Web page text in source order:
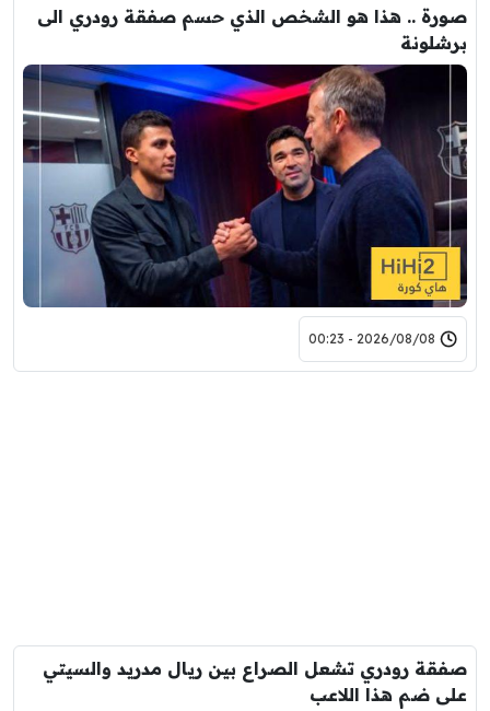
صورة .. هذا هو الشخص الذي حسم صفقة رودري الى
برشلونة
2026/08/08 - 00:23
صفقة رودري تشعل الصراع بين ريال مدريد والسيتي
على ضم هذا اللاعب